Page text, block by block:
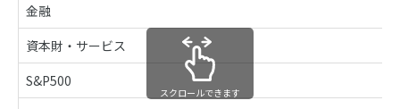
金融
資本財・サービス
S&P500
スクロールできます